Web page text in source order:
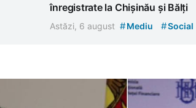
înregistrate la Chișinău și Bălți
Astăzi, 6 august #Mediu #Social